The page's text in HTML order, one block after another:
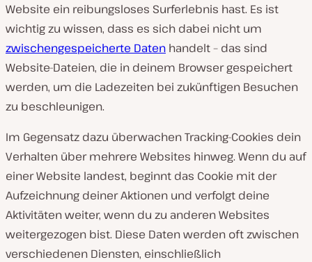
Website ein reibungsloses Surferlebnis hast. Es ist
wichtig zu wissen, dass es sich dabei nicht um
zwischengespeicherte Daten handelt – das sind
Website-Dateien, die in deinem Browser gespeichert
werden, um die Ladezeiten bei zukünftigen Besuchen
zu beschleunigen.
Im Gegensatz dazu überwachen Tracking-Cookies dein
Verhalten über mehrere Websites hinweg. Wenn du auf
einer Website landest, beginnt das Cookie mit der
Aufzeichnung deiner Aktionen und verfolgt deine
Aktivitäten weiter, wenn du zu anderen Websites
weitergezogen bist. Diese Daten werden oft zwischen
verschiedenen Diensten, einschließlich